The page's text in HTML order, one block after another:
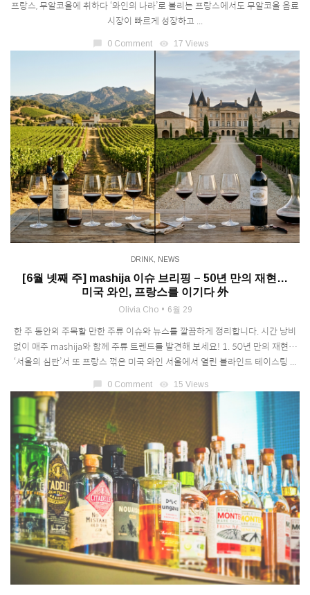
프랑스, 무알코올에 취하다 ‘와인의 나라’로 불리는 프랑스에서도 무알코올 음료
시장이 빠르게 성장하고 ...
0 Comment visibility 17 Views
DRINK, NEWS
[6월 넷째 주] mashija 이슈 브리핑 – 50년 만의 재현…
미국 와인, 프랑스를 이기다 外
Olivia Cho 6월 29
한 주 동안의 주목할 만한 주류 이슈와 뉴스를 깔끔하게 정리합니다. 시간 낭비
없이 매주 mashija와 함께 주류 트렌드를 발견해 보세요! 1. 50년 만의 재현…
‘서울의 심판’서 또 프랑스 꺾은 미국 와인 서울에서 열린 블라인드 테이스팅 ...
chat_bubble 0 Comment visibility 15 Views